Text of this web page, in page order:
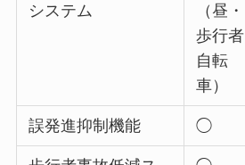
システム
（昼・
歩行者
自転
車）
誤発進抑制機能 ◯